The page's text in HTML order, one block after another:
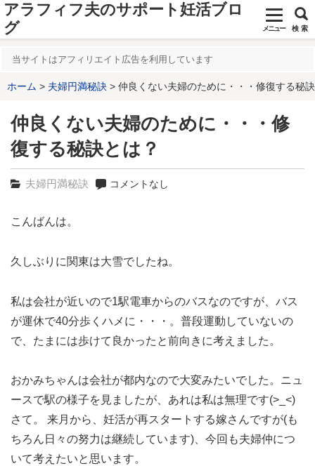
アラフィフ夫のサポート妊活ブロ
グ
メニュー 検 索
当サイトはアフィリエイト広告を利用しています
ホーム 夫婦円満秘訣 仲良くない夫婦のために・・・修復する秘
仲良くない夫婦のために・・・修
復する秘訣とは？
夫婦円満秘訣 コメントなし
こんばんは。
久しぶりに関東は大雪でしたね。
私は会社が近いので1駅電車からのバスなのですが、バス
が運休で40分歩くハメに・・・。普段運動していないの
で、たまには歩けて良かったと前向きに考えました。
おかみちゃんは会社が都内なので大変みたいでした。ニュ
ースで駅の様子を見ましたが、あれは私は無理です(>_<)
さて。 来月から、妊活が再スタートする嫁さんですが(も
ちろん日々の努力は継続しています)、今回も夫婦仲につ
いて考えたいと思います。